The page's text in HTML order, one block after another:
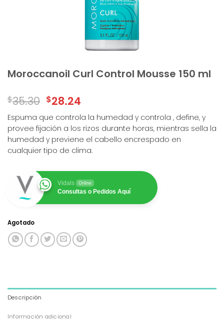
Moroccanoil Curl Control Mousse 150 ml
$35.30 $28.24
Espuma que controla la humedad y controla , define, y
provee fijación a los rizos durante horas, mientras sella la
humedad y previene el cabello encrespado en
cualquier tipo de clima.
Vidals Online
Consultas o Pedidos Aquí
Agotado
Descripción
Información adicional